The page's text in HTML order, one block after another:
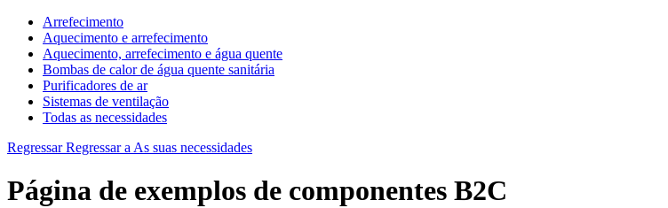
Arrefecimento
Aquecimento e arrefecimento
Aquecimento, arrefecimento e água quente
Bombas de calor de água quente sanitária
Purificadores de ar
Sistemas de ventilação
Todas as necessidades
Regressar Regressar a As suas necessidades
Página de exemplos de componentes B2C